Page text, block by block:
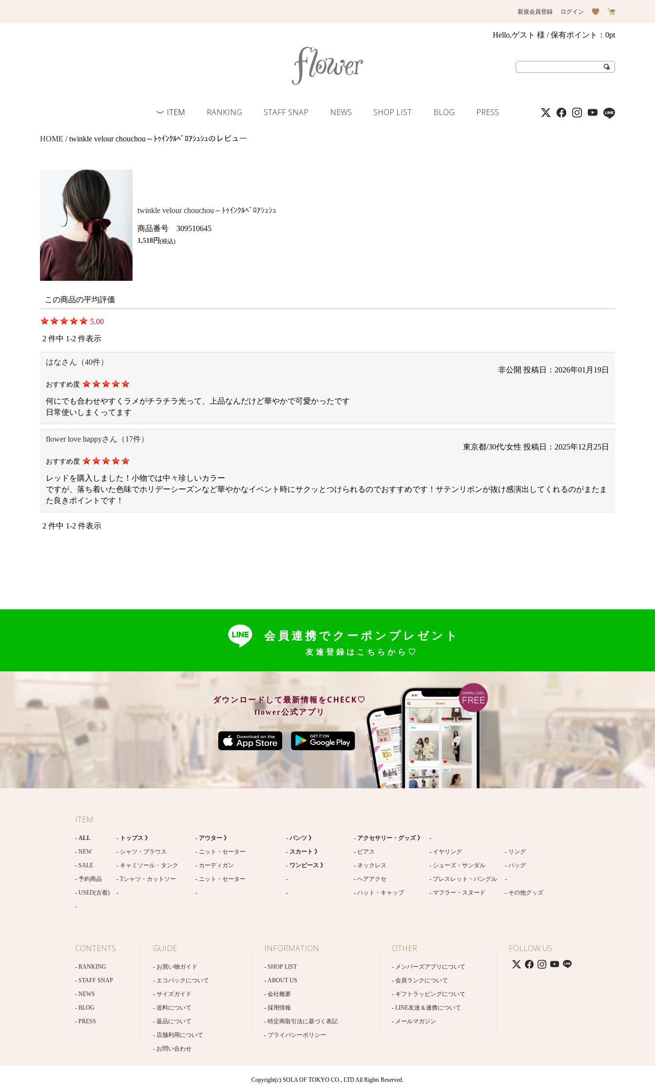
新規会員登録 ログイン
Hello,ゲスト 様 / 保有ポイント： 0pt
ITEM RANKING STAFF SNAP NEWS SHOP LIST BLOG PRESS
HOME / twinkle velour chouchou～ﾄｩｲﾝｸﾙﾍﾞﾛｱｼｭｼｭのレビュー
twinkle velour chouchou～ﾄｩｲﾝｸﾙﾍﾞﾛｱｼｭｼｭ
商品番号 309510645
1,518円(税込)
この商品の平均評価
5.00
2 件中 1-2 件表示
はなさん（40件）
非公開 投稿日：2026年01月19日
おすすめ度
何にでも合わせやすくラメがチラチラ光って、上品なんだけど華やかで可愛かったです
日常使いしまくってます
flower love happyさん（17件）
東京都/30代/女性 投稿日：2025年12月25日
おすすめ度
レッドを購入しました！小物では中々珍しいカラー
ですが、落ち着いた色味でホリデーシーズンなど華やかなイベント時にサクッとつけられるのでおすすめです！サテンリボンが抜け感演出してくれるのがまたま
た良きポイントです！
2 件中 1-2 件表示
会員連携でクーポンプレゼント
友達登録はこちらから♡
ダウンロードして最新情報をCHECK♡
flower公式アプリ
ITEM
ALL トップス 》 アウター 》 パンツ 》
アクセサリー・グッズ 》
NEW
シャツ・ブラウス ニット・セーター スカート 》 ピアス イヤリング
リング
SALE
キャミソール・タンク カーディガン ワンピース 》 ネックレス シューズ・サンダル
バッグ
予約商品
Tシャツ・カットソー ニット・セーター ヘアアクセ
ブレスレット・バングル
USED(古着)
ハット・キャップ マフラー・スヌード その他グッズ
CONTENTS
RANKING
STAFF SNAP
NEWS
BLOG
PRESS
GUIDE
お買い物ガイド
エコバックについて
サイズガイド
送料について
返品について
店舗利用について
お問い合わせ
INFORMATION
SHOP LIST
ABOUT US
会社概要
採用情報
特定商取引法に基づく表記
プライバシーポリシー
OTHER
メンバーズアプリについて
会員ランクについて
ギフトラッピングについて
LINE友達＆連携について
メールマガジン
FOLLOW US
Copyright(c) SOLA OF TOKYO CO., LTD All Rights Reserved.